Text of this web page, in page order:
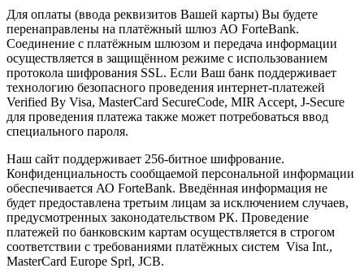
Для оплаты (ввода реквизитов Вашей карты) Вы будете
перенаправлены на платёжный шлюз АО ForteBank.
Соединение с платёжным шлюзом и передача информации
осуществляется в защищённом режиме с использованием
протокола шифрования SSL. Если Ваш банк поддерживает
технологию безопасного проведения интернет-платежей
Verified By Visa, MasterCard SecureCode, MIR Accept, J-Secure
для проведения платежа также может потребоваться ввод
специального пароля.
Наш сайт поддерживает 256-битное шифрование.
Конфиденциальность сообщаемой персональной информации
обеспечивается АО ForteBank. Введённая информация не
будет предоставлена третьим лицам за исключением случаев,
предусмотренных законодательством РК. Проведение
платежей по банковским картам осуществляется в строгом
соответствии с требованиями платёжных систем Visa Int.,
MasterCard Europe Sprl, JCB.